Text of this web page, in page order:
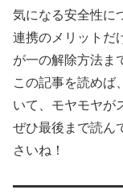
気になる安全性に
連携のメリットだ
が一の解除方法ま
この記事を読めば
いて、モヤモヤが
ぜひ最後まで読ん
さいね！